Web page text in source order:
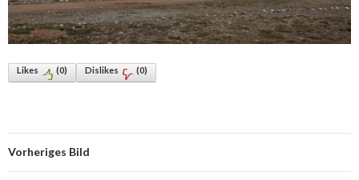
Likes (0) Dislikes (0)
Vorheriges Bild